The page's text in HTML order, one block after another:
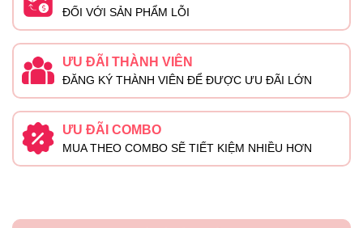
ĐỐI VỚI SẢN PHẨM LỖI
ƯU ĐÃI THÀNH VIÊN
ĐĂNG KÝ THÀNH VIÊN ĐỂ ĐƯỢC ƯU ĐÃI LỚN
ƯU ĐÃI COMBO
MUA THEO COMBO SẼ TIẾT KIỆM NHIỀU HƠN